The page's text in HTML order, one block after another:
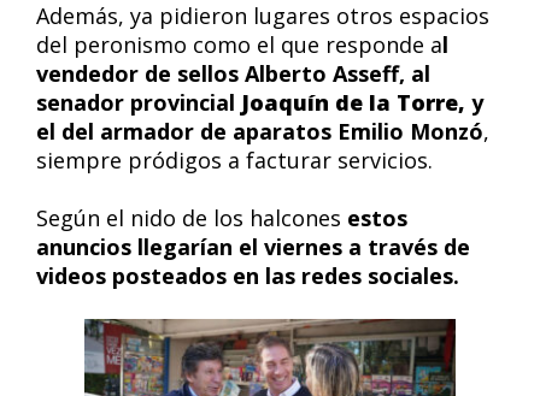
Además, ya pidieron lugares otros espacios
del peronismo como el que responde al
vendedor de sellos Alberto Asseff, al
senador provincial Joaquín de la Torre, y
el del armador de aparatos Emilio Monzó,
siempre pródigos a facturar servicios.
Según el nido de los halcones estos
anuncios llegarían el viernes a través de
videos posteados en las redes sociales.